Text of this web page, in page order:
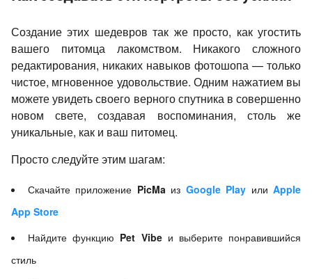
Создание этих шедевров так же просто, как угостить
вашего питомца лакомством. Никакого сложного
редактирования, никаких навыков фотошопа — только
чистое, мгновенное удовольствие. Одним нажатием вы
можете увидеть своего верного спутника в совершенно
новом свете, создавая воспоминания, столь же
уникальные, как и ваш питомец.
Просто следуйте этим шагам:
Скачайте приложение PicMaиз Google Play или Apple
App Store
Найдите функцию Pet Vibeи выберите понравившийся
стиль